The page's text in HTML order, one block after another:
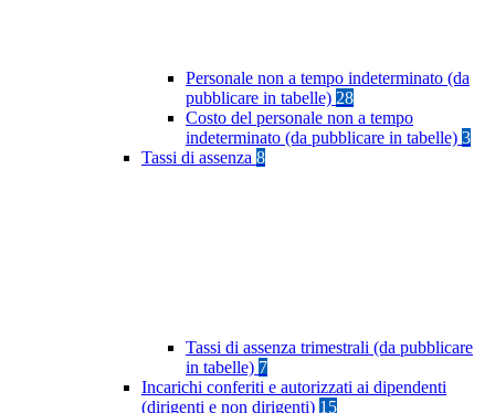
Personale non a tempo indeterminato (da
pubblicare in tabelle) 28
Costo del personale non a tempo
indeterminato (da pubblicare in tabelle) 3
Tassi di assenza 8
Tassi di assenza trimestrali (da pubblicare
in tabelle) 7
Incarichi conferiti e autorizzati ai dipendenti
(dirigenti e non dirigenti) 15